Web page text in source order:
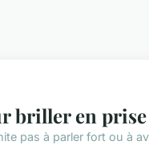
briller en
pas à parler fort ou à